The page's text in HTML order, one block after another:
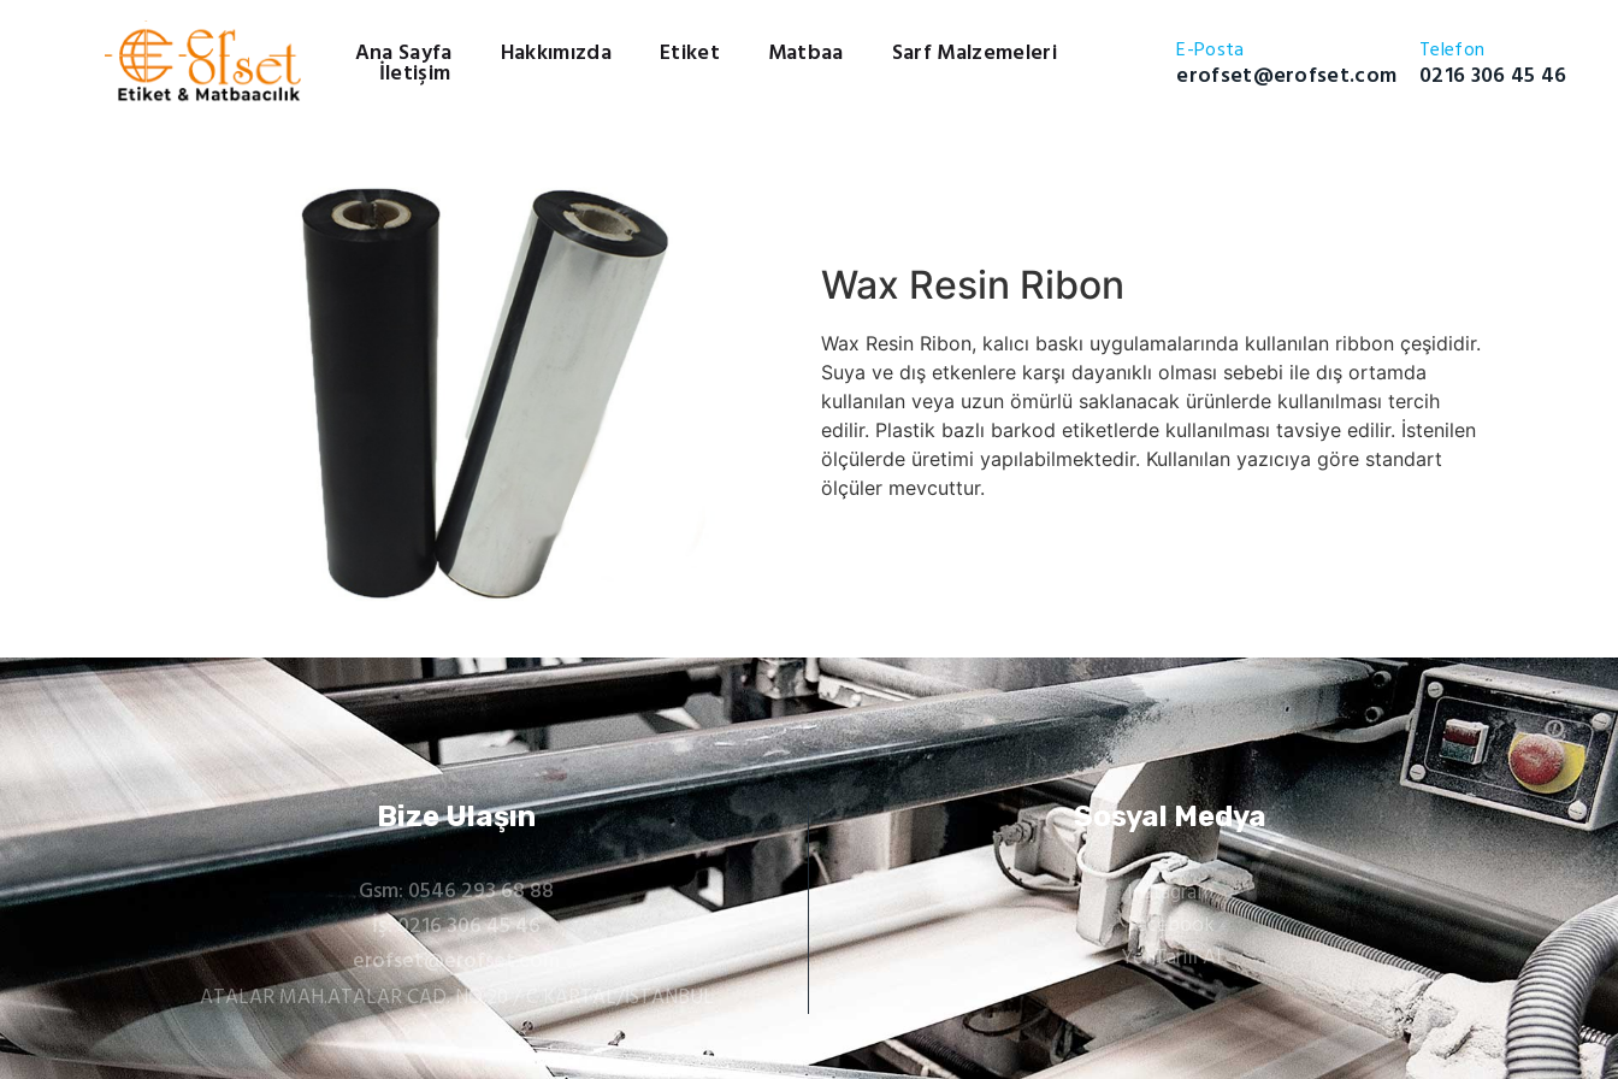
Ana Sayfa Hakkımızda Etiket Matbaa Sarf Malzemeleri
İletişim
E-Posta
erofset@erofset.com
Telefon
0216 306 45 46
Wax Resin Ribon
Wax Resin Ribon, kalıcı baskı uygulamalarında kullanılan ribbon çeşididir.
Suya ve dış etkenlere karşı dayanıklı olması sebebi ile dış ortamda
kullanılan veya uzun ömürlü saklanacak ürünlerde kullanılması tercih
edilir. Plastik bazlı barkod etiketlerde kullanılması tavsiye edilir. İstenilen
ölçülerde üretimi yapılabilmektedir. Kullanılan yazıcıya göre standart
ölçüler mevcuttur.
Bize Ulaşın
Gsm: 0546 293 68 88
İş: 0216 306 45 46
erofset@erofset.com
ATALAR MAH.ATALAR CAD. NO:20 / C KARTAL/İSTANBUL
Sosyal Medya
Instagram
Facebook
Yol Tarifi Al